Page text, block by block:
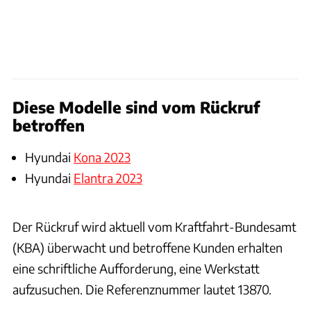
Diese Modelle sind vom Rückruf
betroffen
Hyundai Kona 2023
Hyundai Elantra 2023
Der Rückruf wird aktuell vom Kraftfahrt-Bundesamt
(KBA) überwacht und betroffene Kunden erhalten
eine schriftliche Aufforderung, eine Werkstatt
aufzusuchen. Die Referenznummer lautet 13870.